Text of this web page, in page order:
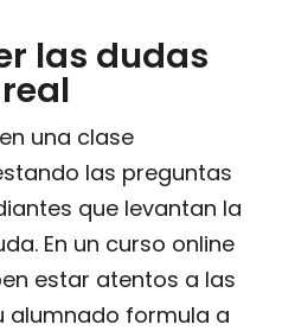
las dudas
una clase
las preguntas
que levantan la
En un curso online
estar atentos a las
alumnado formula a